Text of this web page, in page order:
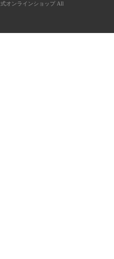
式オンラインショップ All